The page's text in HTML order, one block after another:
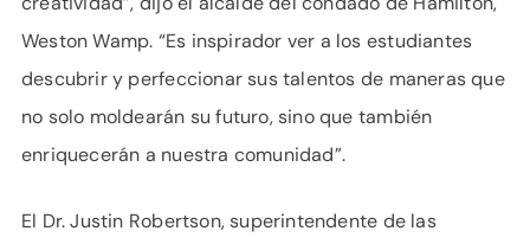
Weston Wamp. “Es inspirador ver a los estudiantes
descubrir y perfeccionar sus talentos de maneras que
no solo moldearán su futuro, sino que también
enriquecerán a nuestra comunidad”.
El Dr. Justin Robertson, superintendente de las